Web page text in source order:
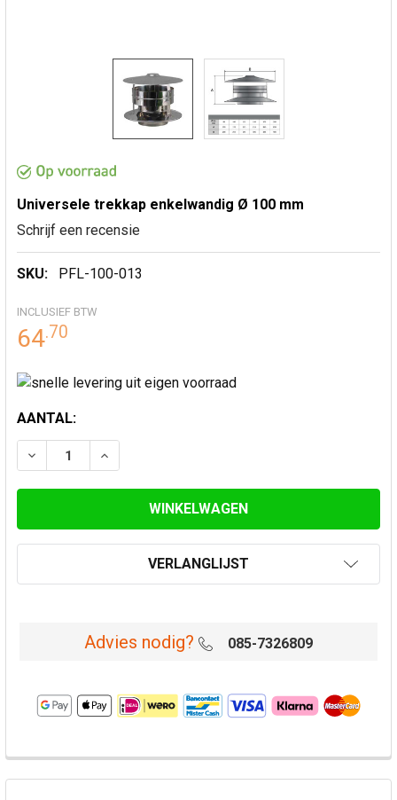
Universele trekkap enkelwandig Ø 100 mm
Schrijf een recensie
SKU: PFL-100-013
INCLUSIEF BTW
64.70
HUIDIGE
VOORRAAD:
AANTAL:
VERLAAG AANTAL VAN UNIVERSELE TREKKAP
VERHOOG AANTAL VAN UNIVERSELE
VERLANGLIJST
Advies nodig? 085-7326809
VAAK
SAMEN